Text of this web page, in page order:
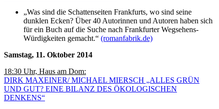
„Was sind die Schattenseiten Frankfurts, wo sind seine
dunklen Ecken? Über 40 Autorinnen und Autoren haben sich
für ein Buch auf die Suche nach Frankfurter Wegsehens-
Würdigkeiten gemacht.“ (romanfabrik.de)
Samstag, 11. Oktober 2014
18:30 Uhr, Haus am Dom:
DIRK MAXEINER/ MICHAEL MIERSCH „ALLES GRÜN
UND GUT? EINE BILANZ DES ÖKOLOGISCHEN
DENKENS“